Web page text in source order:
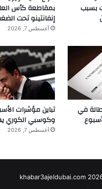
بسبب
بمقاطعة كأس
إنفانتينو تحت
أغسطس 7, 2026
في
الأسبوع
تباين مؤشرات
وكوسبي الكوري
أغسطس 7, 2026
khabar3ajeldubai.com